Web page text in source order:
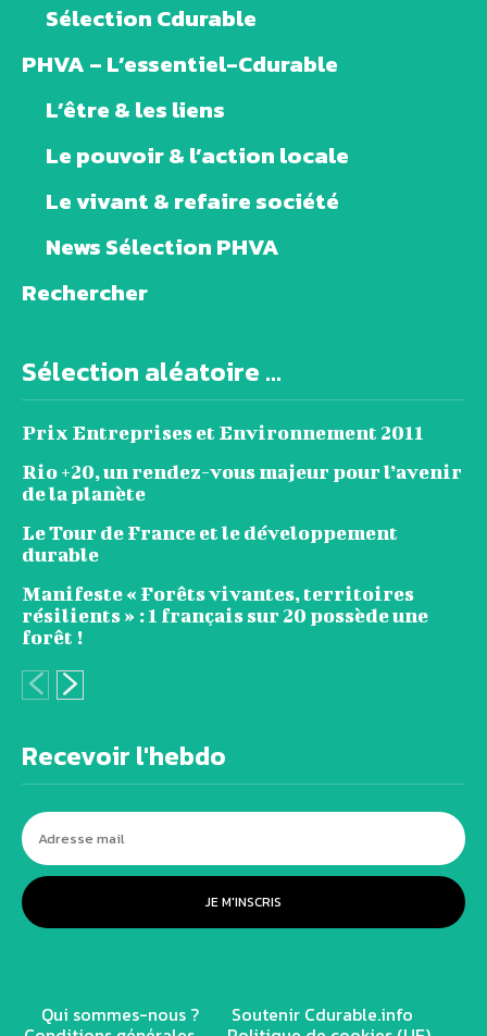
Sélection Cdurable
PHVA – L’essentiel-Cdurable
L’être & les liens
Le pouvoir & l’action locale
Le vivant & refaire société
News Sélection PHVA
Rechercher
Sélection aléatoire ...
Prix Entreprises et Environnement 2011
Rio +20, un rendez-vous majeur pour l’avenir
de la planète
Le Tour de France et le développement
durable
Manifeste « Forêts vivantes, territoires
résilients » : 1 français sur 20 possède une
forêt !
Recevoir l'hebdo
JE M'INSCRIS
Qui sommes-nous ? Soutenir Cdurable.info